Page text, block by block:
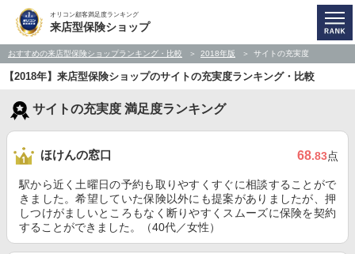
オリコン顧客満足度ランキング
来店型保険ショップ
おすすめの来店型保険ショップランキング・比較 2018年版 サイトの充実度
【2018年】来店型保険ショップのサイトの充実度ランキング・比較
サイトの充実度 満足度ランキング
ほけんの窓口 68.83点
駅から近く土曜日の予約も取りやすくすぐに相談することがで
きました。希望していた保険以外にも提案がありましたが、押
しつけがましいところもなく断りやすくスムーズに保険を契約
することができました。（40代／女性）